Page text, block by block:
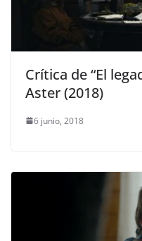
Crítica de “El
Aster (2018)
6 junio, 2018